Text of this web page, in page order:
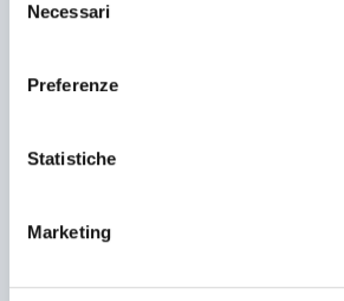
delNecessari
Preferenze
Statistiche
Marketing
AZ. AGRICOLA